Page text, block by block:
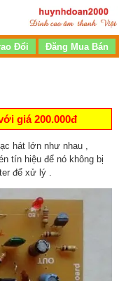
giá 200.000đ
hát lớn như nhau ,
tín hiệu để nó không bị
để xử lý .